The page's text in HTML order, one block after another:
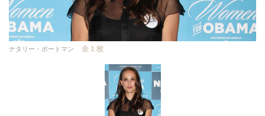
ナタリー・ポートマン 全 1 枚